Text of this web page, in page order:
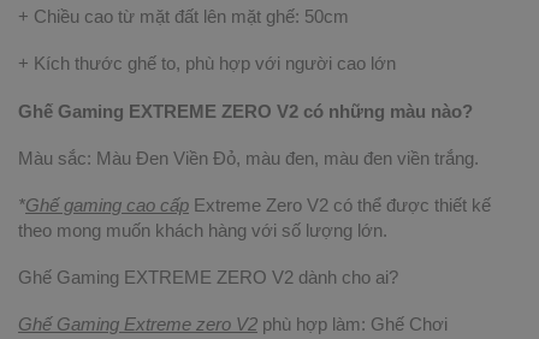
+ Chiều cao từ mặt đất lên mặt ghế: 50cm
+ Kích thước ghế to, phù hợp với người cao lớn
Ghế Gaming EXTREME ZERO V2 có những màu nào?
Màu sắc: Màu Đen Viền Đỏ, màu đen, màu đen viền trắng.
*Ghế gaming cao cấp Extreme Zero V2 có thể được thiết kế
theo mong muốn khách hàng với số lượng lớn.
Ghế Gaming EXTREME ZERO V2 dành cho ai?
Ghế Gaming Extreme zero V2 phù hợp làm: Ghế Chơi